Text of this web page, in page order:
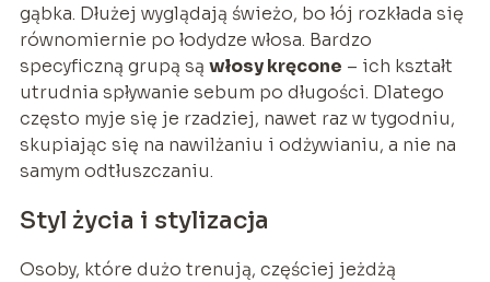
gąbka. Dłużej wyglądają świeżo, bo łój rozkłada się
równomiernie po łodydze włosa. Bardzo
specyficzną grupą są włosy kręcone – ich kształt
utrudnia spływanie sebum po długości. Dlatego
często myje się je rzadziej, nawet raz w tygodniu,
skupiając się na nawilżaniu i odżywianiu, a nie na
samym odtłuszczaniu.
Styl życia i stylizacja
Osoby, które dużo trenują, częściej jeżdżą